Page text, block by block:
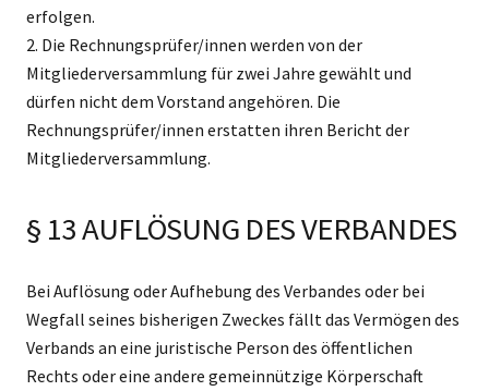
erfolgen.
2. Die Rechnungsprüfer/innen werden von der
Mitgliederversammlung für zwei Jahre gewählt und
dürfen nicht dem Vorstand angehören. Die
Rechnungsprüfer/innen erstatten ihren Bericht der
Mitgliederversammlung.
§ 13 AUFLÖSUNG DES VERBANDES
Bei Auflösung oder Aufhebung des Verbandes oder bei
Wegfall seines bisherigen Zweckes fällt das Vermögen des
Verbands an eine juristische Person des öffentlichen
Rechts oder eine andere gemeinnützige Körperschaft